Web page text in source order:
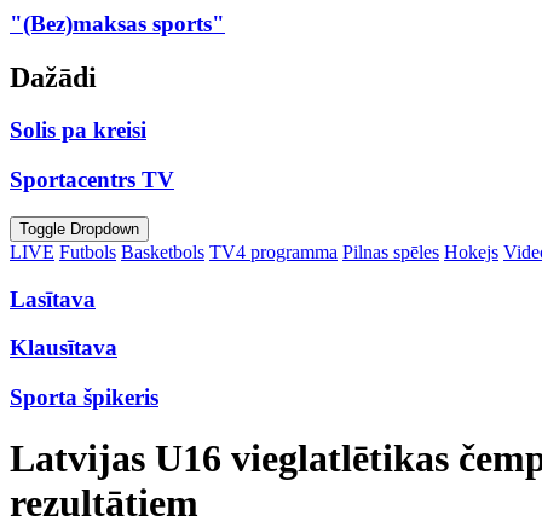
"(Bez)maksas sports"
Dažādi
Solis pa kreisi
Sportacentrs TV
Toggle Dropdown
LIVE Futbols Basketbols TV4 programma Pilnas spēles Hokejs
Lasītava
Klausītava
Sporta špikeris
Latvijas U16 vieglatlētikas
rezultātiem